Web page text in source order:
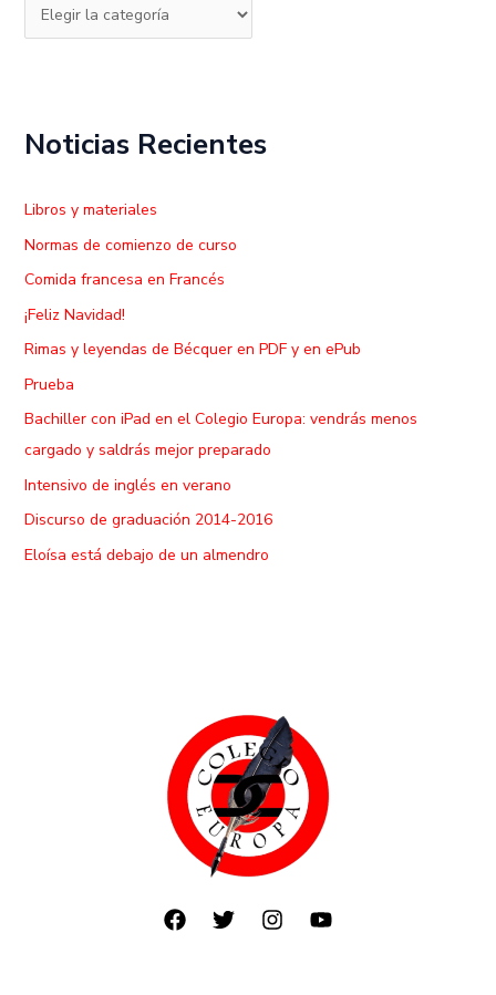
Noticias Recientes
Libros y materiales
Normas de comienzo de curso
Comida francesa en Francés
¡Feliz Navidad!
Rimas y leyendas de Bécquer en PDF y en ePub
Prueba
Bachiller con iPad en el Colegio Europa: vendrás menos
cargado y saldrás mejor preparado
Intensivo de inglés en verano
Discurso de graduación 2014-2016
Eloísa está debajo de un almendro